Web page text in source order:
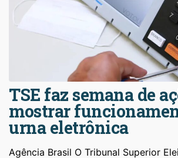
TSE faz semana de
mostrar
urna eletrônica
Agência Brasil O Tribunal Superior